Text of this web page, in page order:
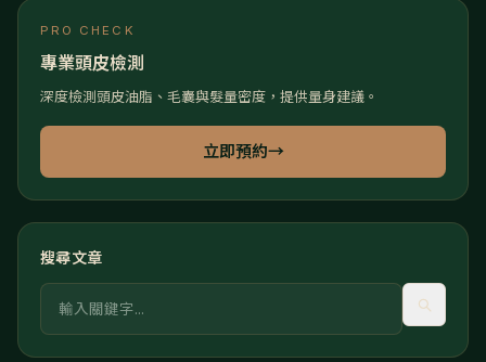
PRO CHECK
專業頭皮檢測
深度檢測頭皮油脂、毛囊與髮量密度，提供量身建議。
立即預約→
搜尋文章
關鍵字